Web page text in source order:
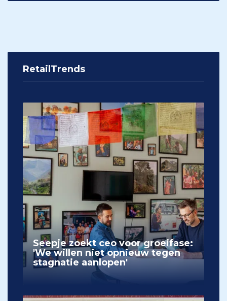
RetailTrends
Seepje zoekt ceo voor groeifase:
'We willen niet opnieuw tegen
stagnatie aanlopen'